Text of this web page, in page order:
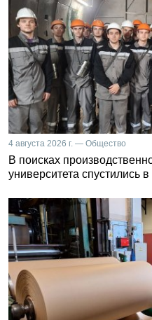
4 августа 2026 г. — Общество
В поисках
университета спустились